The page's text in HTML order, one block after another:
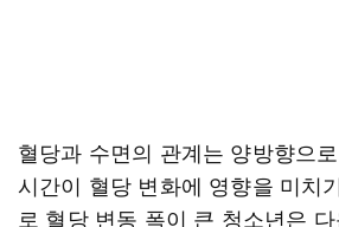
혈당과 수면의 관계는 양방향으
시간이 혈당 변화에 영향을 미치
로 혈당 변동 폭이 큰 청소년은